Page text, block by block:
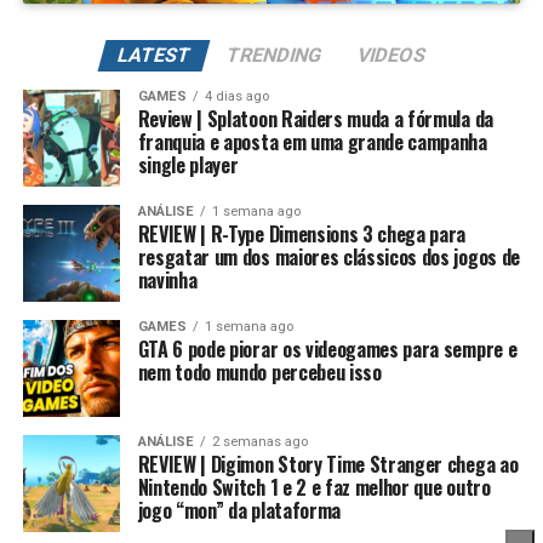
Essa mudança também pode representar um passo
importante para o futuro da franquia. Durante muitos
anos, Splatoon foi visto principalmente como um jogo
competitivo, mas Splatoon Raiders mostra que existe
espaço para expandir esse universo com uma campanha
mais ambiciosa e cheia de conteúdo. Caso a recepção dos
jogadores seja positiva, é bem possível que a Nintendo
continue investindo nesse formato e transforme o modo
história em um dos pilares da série daqui para frente.
No fim das contas, fica a sensação de que Splatoon
Raiders funciona como um grande laboratório para o
futuro da franquia. A Nintendo parece estar testando
Além de evoluir seus Digimons para formas mais
poderosas, também é possívelregredir a evolução
para fortalecer permanentemente seus atributos.
Na prática, um Digimon pode voltar para sua forma
inicial, mantendo um potencial muito maior. Conforme
você repete esse processo, desbloqueia novas linhas
evolutivas e aumenta bastante os atributos, permitindo
alcançar formas como Campeão, Ultimate e Mega com
estatísticas cada vez melhores.
É um sistema profundo que recompensa quem gosta de
montar equipes fortes e experimentar diferentes
árvores evolutivas.
LATEST TRENDING VIDEOS
GAMES 4 dias ago
Review | Splatoon Raiders muda a fórmula da
franquia e aposta em uma grande campanha
single player
ANÁLISE 1 semana ago
REVIEW | R-Type Dimensions 3 chega para
resgatar um dos maiores clássicos dos jogos de
navinha
GAMES 1 semana ago
GTA 6 pode piorar os videogames para sempre e
nem todo mundo percebeu isso
ANÁLISE 2 semanas ago
REVIEW | Digimon Story Time Stranger chega ao
Nintendo Switch 1 e 2 e faz melhor que outro
jogo “mon” da plataforma